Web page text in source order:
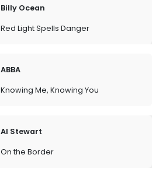
Billy Ocean
Red Light Spells Danger
ABBA
Knowing Me, Knowing You
Al Stewart
On the Border